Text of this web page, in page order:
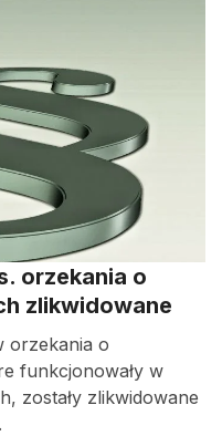
orzekania o
zlikwidowane
orzekania o
funkcjonowały w
zostały zlikwidowane